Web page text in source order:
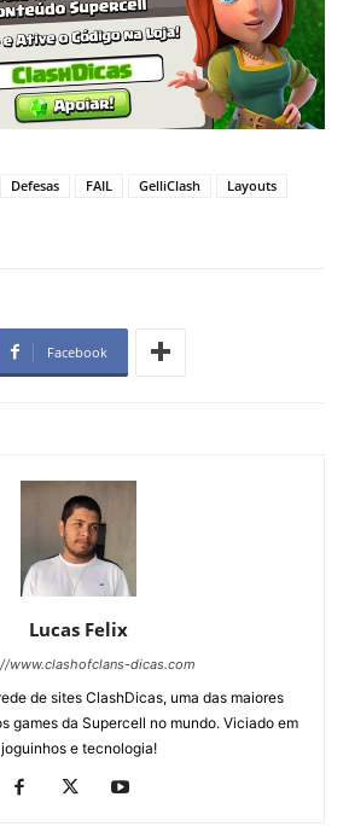
Defesas FAIL GelliClash
Layouts
Facebook
Lucas Felix
www.clashofclans-dicas.com
de sites ClashDicas, uma das maiores
games da Supercell no mundo. Viciado em
joguinhos e tecnologia!